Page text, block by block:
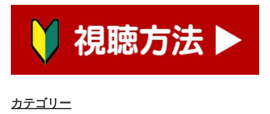
カテゴリー